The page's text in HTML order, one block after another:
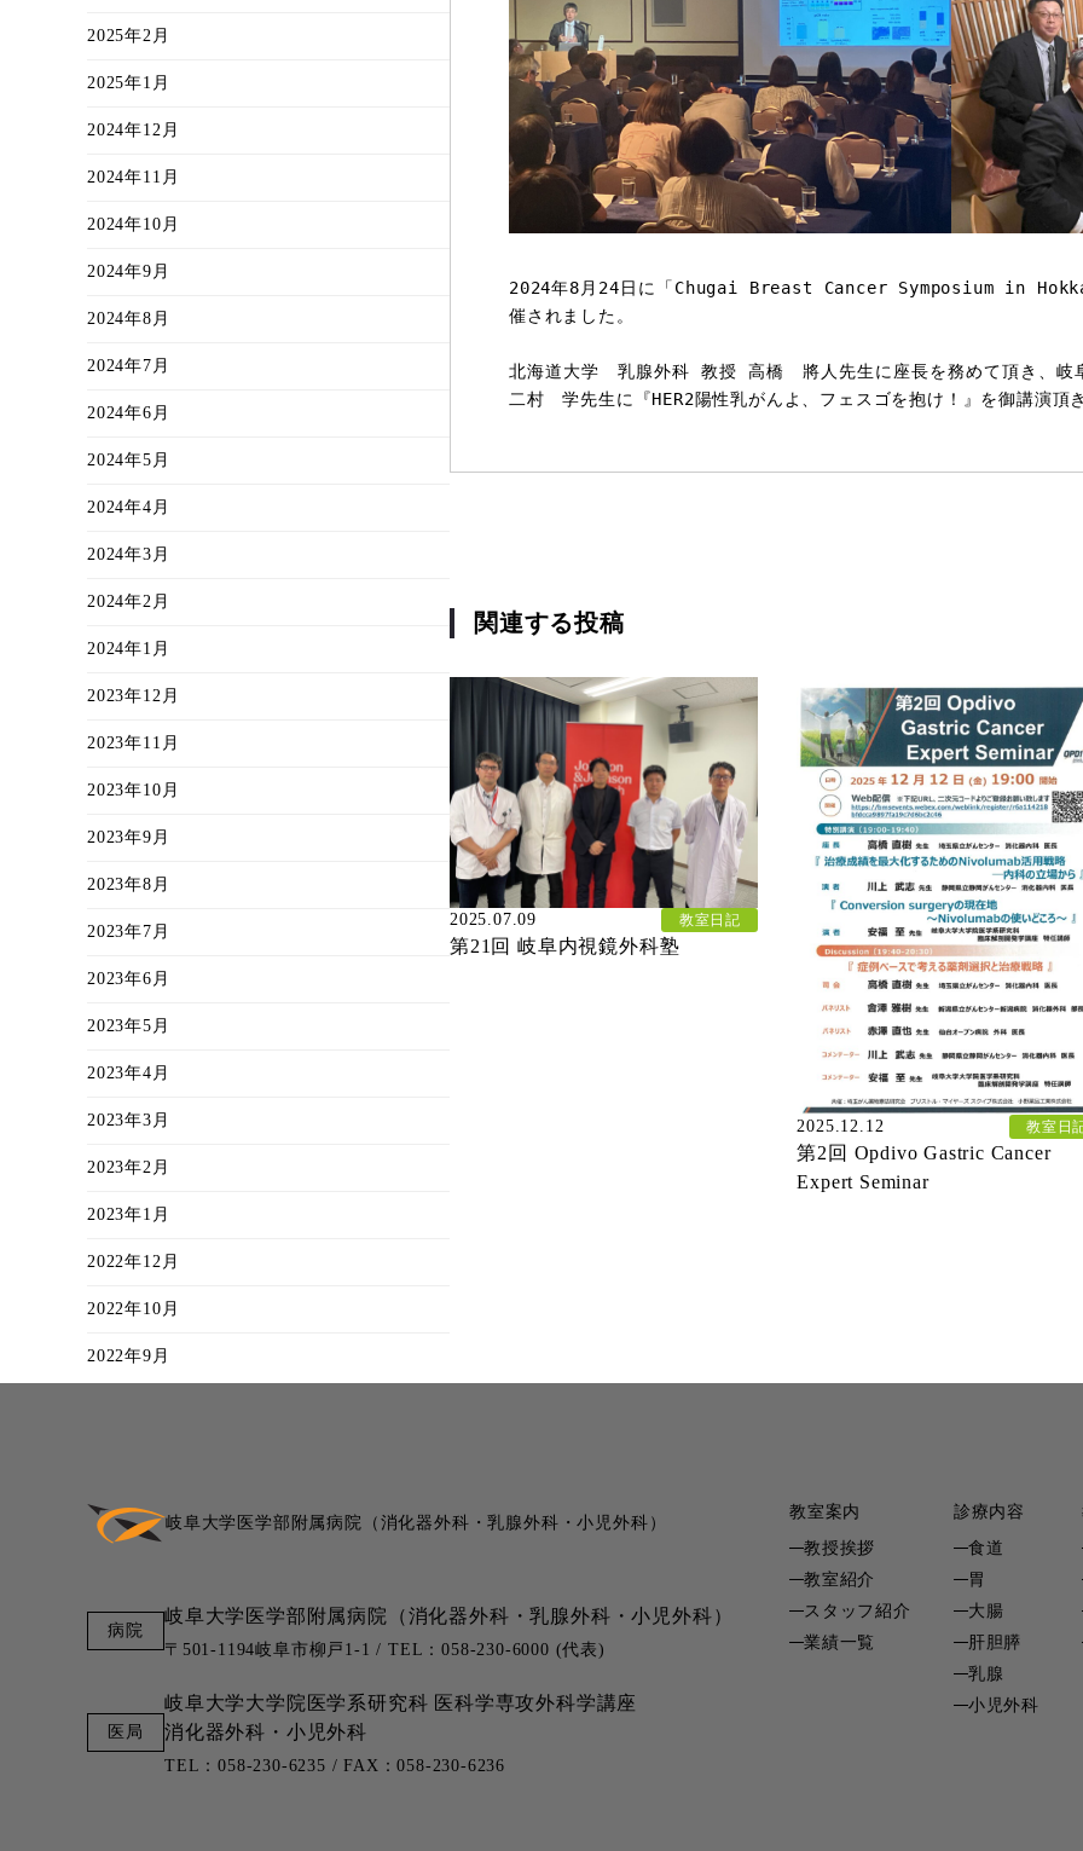
2024年8月24日に「Chugai Breast Cancer Symposium in
催されました。
北海道大学　乳腺外科 教授 高橋　將人先生に座長を務めて頂き、
二村　学先生に『HER2陽性乳がんよ、フェスゴを抱け！』を御講演頂
関連する投稿
2025.07.09 教室日記
第21回 岐阜内視鏡外科塾
2025.12.12 教室日
第2回 Opdivo Gastric Cancer
Expert Seminar
2025年2月
2025年1月
2024年12月
2024年11月
2024年10月
2024年9月
2024年8月
2024年7月
2024年6月
2024年5月
2024年4月
2024年3月
2024年2月
2024年1月
2023年12月
2023年11月
2023年10月
2023年9月
2023年8月
2023年7月
2023年6月
2023年5月
2023年4月
2023年3月
2023年2月
2023年1月
2022年12月
2022年10月
2022年9月
岐阜大学医学部附属病院 （消化器外科・乳腺外科・小児外科）
岐阜大学医学部附属病院 （消化器外科・乳腺外科・小児外科）
〒501-1194岐阜市柳戸1-1 / TEL：058-230-6000 (代表)
岐阜大学大学院医学系研究科 医科学専攻外科学講座
消化器外科・小児外科
TEL：058-230-6235 / FAX：058-230-6236
教室案内
教授挨拶
教室紹介
スタッフ紹介
業績一覧
診療内容
食道
胃
大腸
肝胆膵
乳腺
小児外科